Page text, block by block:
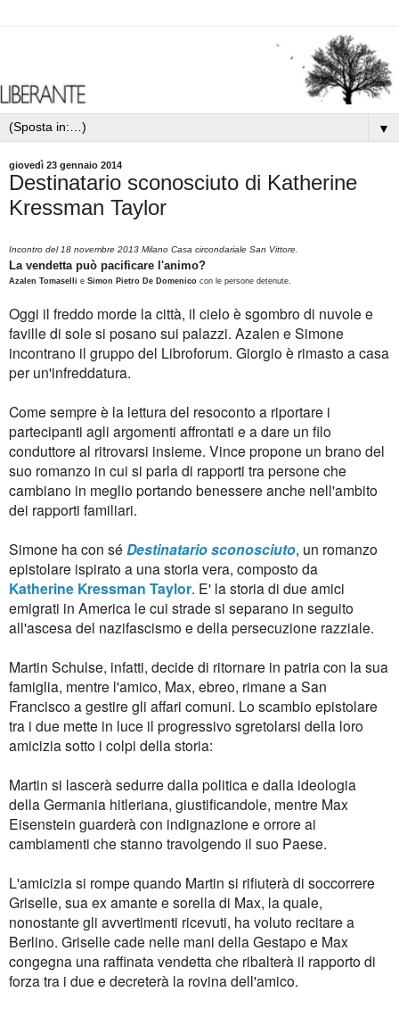
▼
giovedì 23 gennaio 2014
Destinatario sconosciuto di Katherine
Kressman Taylor
Incontro del 18 novembre 2013 Milano Casa circondariale San Vittore.
La vendetta può pacificare l'animo?
Azalen Tomaselli e Simon Pietro De Domenico con le persone detenute.
Oggi il freddo morde la città, il cielo è sgombro di nuvole e
faville di sole si posano sui palazzi. Azalen e Simone
incontrano il gruppo del Libroforum. Giorgio è rimasto a casa
per un'infreddatura.
Come sempre è la lettura del resoconto a riportare i
partecipanti agli argomenti affrontati e a dare un filo
conduttore al ritrovarsi insieme. Vince propone un brano del
suo romanzo in cui si parla di rapporti tra persone che
cambiano in meglio portando benessere anche nell'ambito
dei rapporti familiari.
Simone ha con sé Destinatario sconosciuto, un romanzo
epistolare ispirato a una storia vera, composto da
Katherine Kressman Taylor. E' la storia di due amici
emigrati in America le cui strade si separano in seguito
all'ascesa del nazifascismo e della persecuzione razziale.
Martin Schulse, infatti, decide di ritornare in patria con la sua
famiglia, mentre l'amico, Max, ebreo, rimane a San
Francisco a gestire gli affari comuni. Lo scambio epistolare
tra i due mette in luce il progressivo sgretolarsi della loro
amicizia sotto i colpi della storia:
Martin si lascerà sedurre dalla politica e dalla ideologia
della Germania hitleriana, giustificandole, mentre Max
Eisenstein guarderà con indignazione e orrore ai
cambiamenti che stanno travolgendo il suo Paese.
L'amicizia si rompe quando Martin si rifiuterà di soccorrere
Griselle, sua ex amante e sorella di Max, la quale,
nonostante gli avvertimenti ricevuti, ha voluto recitare a
Berlino. Griselle cade nelle mani della Gestapo e Max
congegna una raffinata vendetta che ribalterà il rapporto di
forza tra i due e decreterà la rovina dell'amico.